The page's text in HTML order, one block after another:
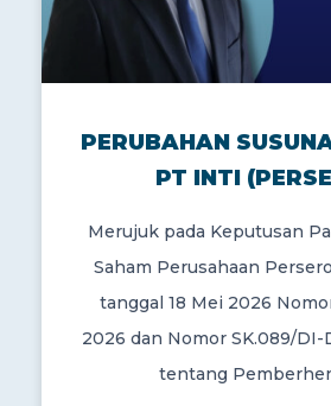
PERUBAHAN
PT INTI
Merujuk pada Keputusan
Saham Perusahaan
tanggal 18 Mei 2026
2026 dan Nomor SK.089/
tentang